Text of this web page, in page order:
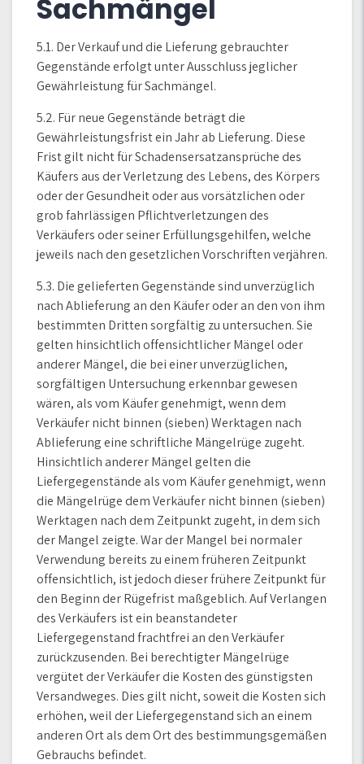
Sachmängel
5.1. Der Verkauf und die Lieferung gebrauchter
Gegenstände erfolgt unter Ausschluss jeglicher
Gewährleistung für Sachmängel.
5.2. Für neue Gegenstände beträgt die
Gewährleistungsfrist ein Jahr ab Lieferung. Diese
Frist gilt nicht für Schadensersatzansprüche des
Käufers aus der Verletzung des Lebens, des Körpers
oder der Gesundheit oder aus vorsätzlichen oder
grob fahrlässigen Pflichtverletzungen des
Verkäufers oder seiner Erfüllungsgehilfen, welche
jeweils nach den gesetzlichen Vorschriften verjähren.
5.3. Die gelieferten Gegenstände sind unverzüglich
nach Ablieferung an den Käufer oder an den von ihm
bestimmten Dritten sorgfältig zu untersuchen. Sie
gelten hinsichtlich offensichtlicher Mängel oder
anderer Mängel, die bei einer unverzüglichen,
sorgfältigen Untersuchung erkennbar gewesen
wären, als vom Käufer genehmigt, wenn dem
Verkäufer nicht binnen (sieben) Werktagen nach
Ablieferung eine schriftliche Mängelrüge zugeht.
Hinsichtlich anderer Mängel gelten die
Liefergegenstände als vom Käufer genehmigt, wenn
die Mängelrüge dem Verkäufer nicht binnen (sieben)
Werktagen nach dem Zeitpunkt zugeht, in dem sich
der Mangel zeigte. War der Mangel bei normaler
Verwendung bereits zu einem früheren Zeitpunkt
offensichtlich, ist jedoch dieser frühere Zeitpunkt für
den Beginn der Rügefrist maßgeblich. Auf Verlangen
des Verkäufers ist ein beanstandeter
Liefergegenstand frachtfrei an den Verkäufer
zurückzusenden. Bei berechtigter Mängelrüge
vergütet der Verkäufer die Kosten des günstigsten
Versandweges. Dies gilt nicht, soweit die Kosten sich
erhöhen, weil der Liefergegenstand sich an einem
anderen Ort als dem Ort des bestimmungsgemäßen
Gebrauchs befindet.